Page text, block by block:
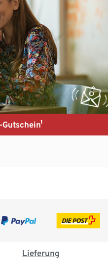
Lieferung